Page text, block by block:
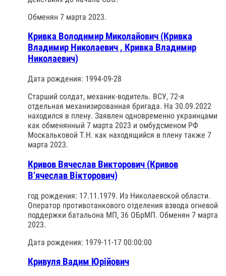
Обменян 7 марта 2023.
Кривка Володимир Миколайович (Кривка
Владимир Николаевич , Кривка Владимир
Николаевич)
Дата рождения: 1994-09-28
Старший солдат, механик-водитель. ВСУ, 72-я
отдельная механизированная бригада. На 30.09.2022
находился в плену. Заявлен одновременно украинцами
как обменянный 7 марта 2023 и омбудсменом РФ
Москальковой Т.Н. как находящийся в плену также 7
марта 2023.
Кривов Вячеслав Викторович (Кривов
В‘ячеслав Вікторович)
год рождения: 17.11.1979. Из Николаевской области.
Оператор противотанкового отделения взвода огневой
поддержки батальона МП, 36 ОБрМП. Обменян 7 марта
2023.
Дата рождения: 1979-11-17 00:00:00
Кривуля Вадим Юрійович